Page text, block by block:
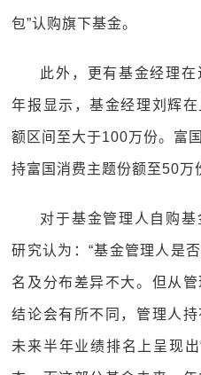
包”认购旗下基金。
此外，更有基金经理
年报显示，基金经理刘辉
额区间至大于100万份。富
持富国消费主题份额至50万
对于基金管理人自购
研究认为：“基金管理人是
名及分布差异不大。但从
结论会有所不同，管理人
未来半年业绩排名上呈现